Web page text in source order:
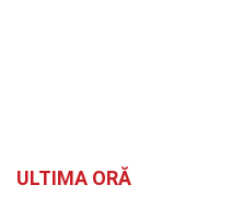
ULTIMA ORĂ